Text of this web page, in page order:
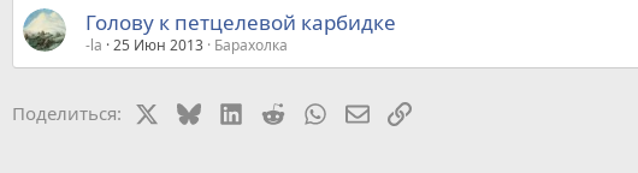
Голову к петцелевой карбидке
-la 25 Июн 2013 Барахолка
Поделиться: BlueskyLinkedIn
Reddit WhatsApp
Электронная почта
Ссылка